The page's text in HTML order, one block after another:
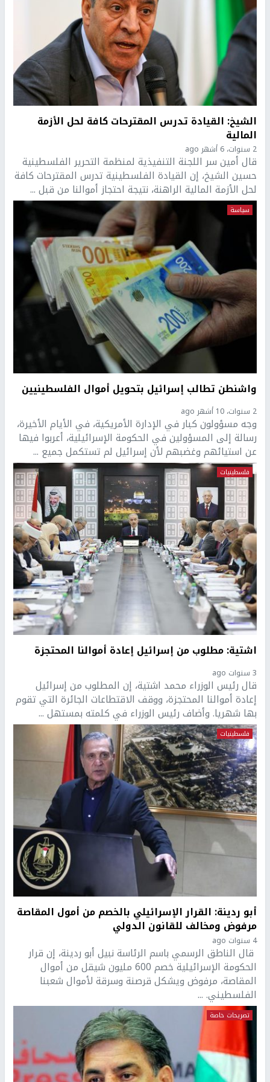
الشيخ: القيادة تدرس المقترحات كافة لحل الأزمة
المالية
2 سنوات، 6 أشهر ago
قال أمين سر اللجنة التنفيذية لمنظمة التحرير الفلسطينية
حسين الشيخ، إن القيادة الفلسطينية تدرس المقترحات كافة
لحل الأزمة المالية الراهنة، نتيجة احتجاز أموالنا من قبل ...
سياسة
واشنطن تطالب إسرائيل بتحويل أموال الفلسطينيين
2 سنوات، 10 أشهر ago
وجه مسؤولون كبار في الإدارة الأمريكية، في الأيام الأخيرة،
رسالة إلى المسؤولين في الحكومة الإسرائيلية، أعربوا فيها
عن استيائهم وغضبهم لأن إسرائيل لم تستكمل جميع ...
فلسطينيات
اشتية: مطلوب من إسرائيل إعادة أموالنا المحتجزة
3 سنوات ago
قال رئيس الوزراء محمد اشتية، إن المطلوب من إسرائيل
إعادة أموالنا المحتجزة، ووقف الاقتطاعات الجائرة التي تقوم
بها شهريا. وأضاف رئيس الوزراء في كلمته بمستهل ...
فلسطينيات
أبو ردينة: القرار الإسرائيلي بالخصم من أمول المقاصة
مرفوض ومخالف للقانون الدولي
4 سنوات ago
قال الناطق الرسمي باسم الرئاسة نبيل أبو ردينة، إن قرار
الحكومة الإسرائيلية خصم 600 مليون شيقل من أموال
المقاصة، مرفوض ويشكل قرصنة وسرقة لأموال شعبنا
الفلسطيني. ...
تصريحات خاصة